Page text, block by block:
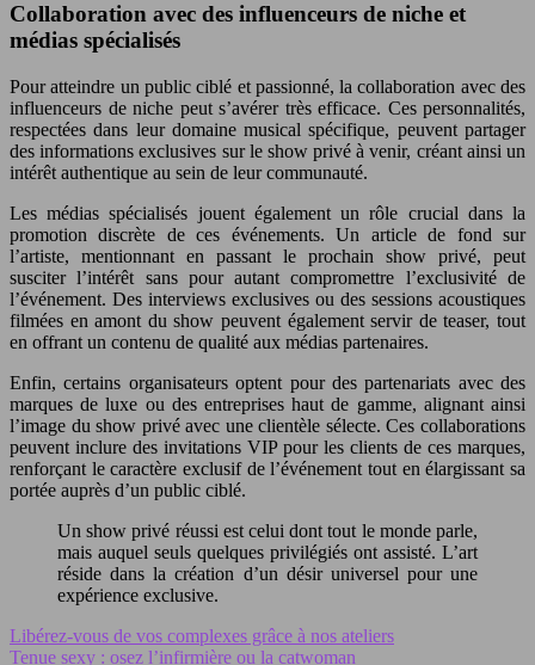
Collaboration avec des influenceurs de niche et
médias spécialisés
Pour atteindre un public ciblé et passionné, la collaboration avec des
influenceurs de niche peut s’avérer très efficace. Ces personnalités,
respectées dans leur domaine musical spécifique, peuvent partager
des informations exclusives sur le show privé à venir, créant ainsi un
intérêt authentique au sein de leur communauté.
Les médias spécialisés jouent également un rôle crucial dans la
promotion discrète de ces événements. Un article de fond sur
l’artiste, mentionnant en passant le prochain show privé, peut
susciter l’intérêt sans pour autant compromettre l’exclusivité de
l’événement. Des interviews exclusives ou des sessions acoustiques
filmées en amont du show peuvent également servir de teaser, tout
en offrant un contenu de qualité aux médias partenaires.
Enfin, certains organisateurs optent pour des partenariats avec des
marques de luxe ou des entreprises haut de gamme, alignant ainsi
l’image du show privé avec une clientèle sélecte. Ces collaborations
peuvent inclure des invitations VIP pour les clients de ces marques,
renforçant le caractère exclusif de l’événement tout en élargissant sa
portée auprès d’un public ciblé.
Un show privé réussi est celui dont tout le monde parle,
mais auquel seuls quelques privilégiés ont assisté. L’art
réside dans la création d’un désir universel pour une
expérience exclusive.
Libérez-vous de vos complexes grâce à nos ateliers
Tenue sexy : osez l’infirmière ou la catwoman